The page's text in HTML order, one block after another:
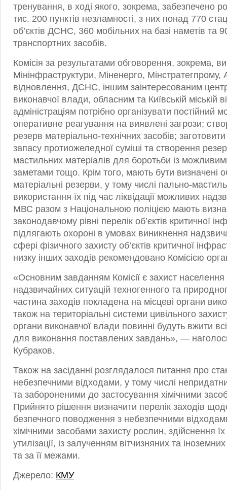
тренування, в ході якого, зокрема, забезпечено
тис. 200 пунктів незламності, з них понад 770
об’єктів ДСНС, 360 мобільних на базі наметів та
транспортних засобів.
Комісія за результатами обговорення, зокрема,
Мінінфраструктури, Міненерго, Мінстратегпрому,
відновлення, ДСНС, іншим заінтересованим
виконавчої влади, обласним та Київській міській
адміністраціям потрібно організувати постійний
оперативне реагування на виявлені загрози;
резерв матеріально-технічних засобів;
запасу протиожеледної суміші та створення
мастильних матеріалів для боротьби із
заметами тощо. Крім того, мають бути визначені
матеріальні резерви, у тому числі пально-
використання їх під час ліквідації можливих
МВС разом з Національною поліцією мають
законодавчому рівні перелік об’єктів критичної
підлягають охороні в умовах виникнення
сфері фізичного захисту об’єктів критичної
низку інших заходів рекомендовано Комісією
«Основним завданням Комісії є захист населення
надзвичайних ситуацій техногенного та
частина заходів покладена на місцеві органи
також на територіальні системи цивільного
органи виконавчої влади повинні будуть вжити
для виконання поставлених завдань», —
Кубраков.
Також на засіданні розглядалося питання про
небезпечними відходами, у тому числі
та забороненими до застосування хімічними
Прийнято рішення визначити перелік заходів
безпечного поводження з небезпечними
хімічними засобами захисту рослин, здійснення
утилізації, із залученням вітчизняних та іноземних
та за її межами.
Джерело: КМУ